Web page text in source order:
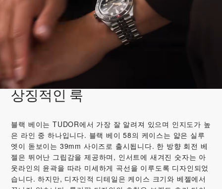
상징적인 룩
블랙 베이는 TUDOR에서 가장 잘 알려져 있으며 인지도가 높
은 라인 중 하나입니다. 블랙 베이 58의 케이스는 얇은 실루
엣이 돋보이는 39mm 사이즈로 출시됩니다. 한 방향 회전 베
젤은 뛰어난 그립감을 제공하며, 인서트에 새겨진 숫자는 아
웃라인의 윤곽을 따라 미세하게 곡선을 이루도록 디자인되었
습니다. 하지만, 디자인적 디테일은 케이스 크기와 베젤에서